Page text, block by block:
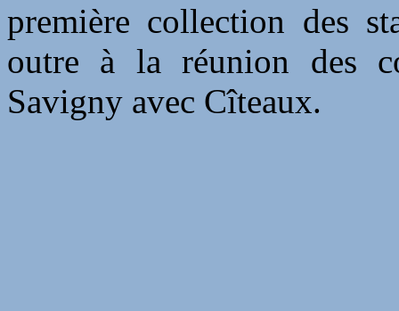
première collection des
outre à la réunion des
Savigny avec Cîteaux.